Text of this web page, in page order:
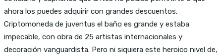
ahora los puedes adquirir con grandes descuentos.
Criptomoneda de juventus el baño es grande y estaba
impecable, con obra de 25 artistas internacionales y
decoración vanguardista. Pero ni siquiera este heroico nivel de,